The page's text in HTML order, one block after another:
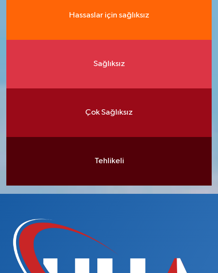
Hassaslar için sağlıksız
Sağlıksız
Çok Sağlıksız
Tehlikeli